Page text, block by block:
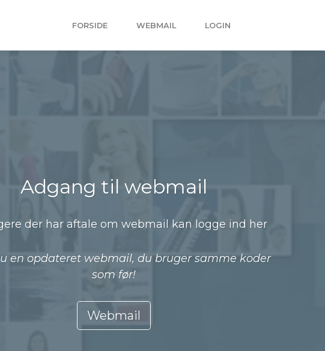
FORSIDE WEBMAIL LOGIN
Adgang til webmail
der har aftale om webmail kan logge ind her
en opdateret webmail, du bruger samme koder
som før!
Webmail